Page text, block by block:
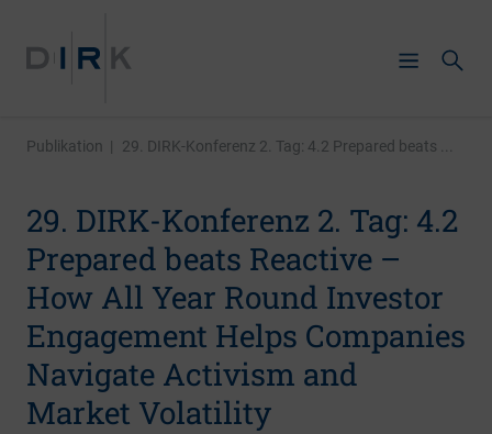
Publikation | 29. DIRK-Konferenz 2. Tag: 4.2 Prepared beats ...
29. DIRK-Konferenz 2. Tag: 4.2
Prepared beats Reactive –
How All Year Round Investor
Engagement Helps Companies
Navigate Activism and
Market Volatility